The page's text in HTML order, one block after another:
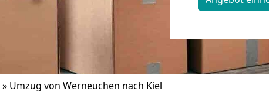
» Umzug von Werneuchen nach Kiel